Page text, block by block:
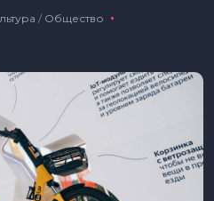
/ Общество